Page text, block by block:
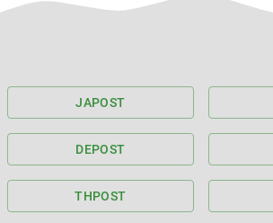
JAPOST
DEPOST
THPOST